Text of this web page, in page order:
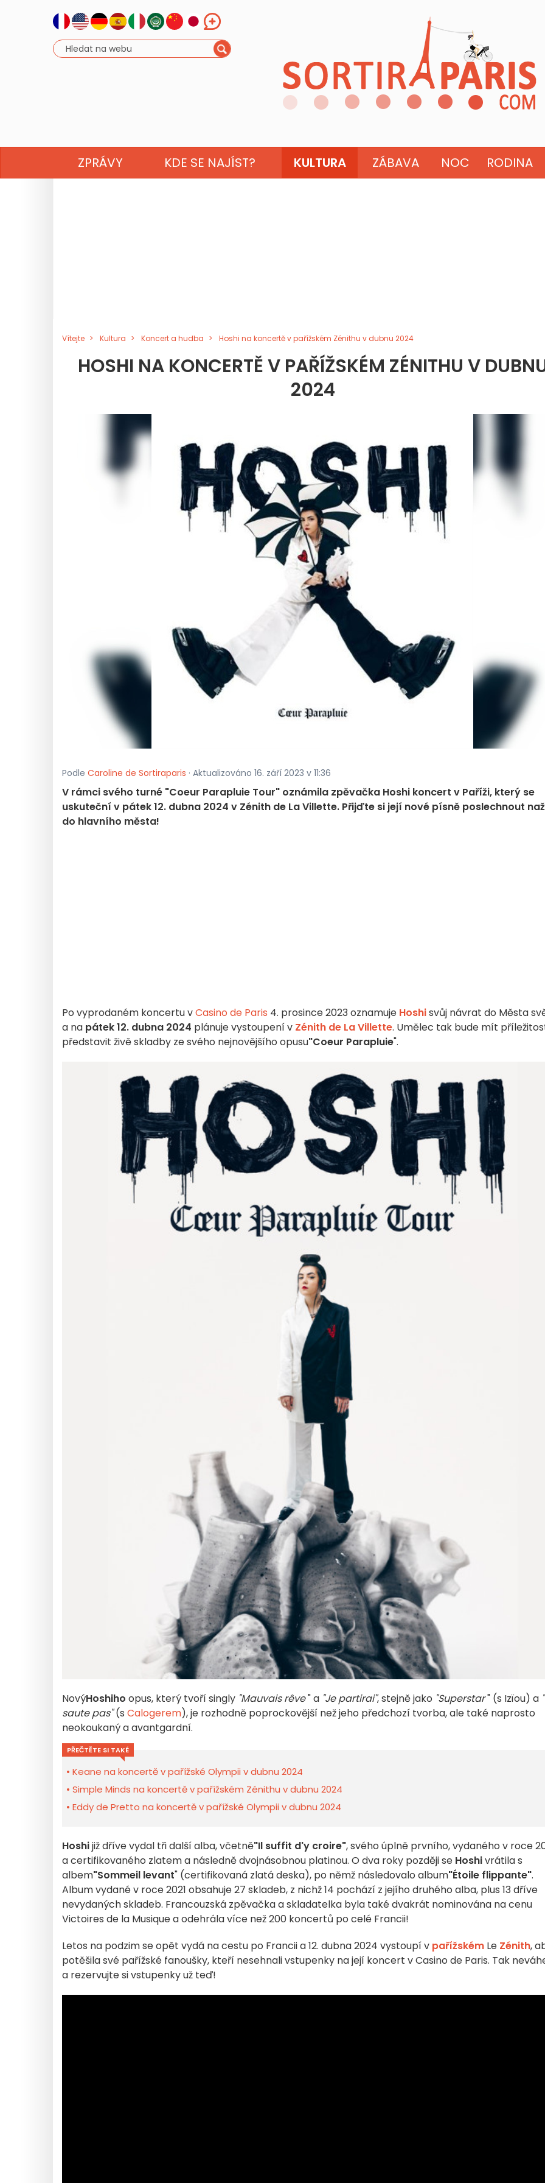
ZPRÁVY KDE SE NAJÍST? KULTURA ZÁBAVA NOC RODINA
Vítejte Kultura Koncert a hudba Hoshi na koncertě v pařížském Zénithu v dubnu 2024
HOSHI NA KONCERTĚ V PAŘÍŽSKÉM ZÉNITHU V
2024
Podle Caroline de Sortiraparis · Aktualizováno 16. září 2023 v 11:36
V rámci svého turné "Coeur Parapluie Tour" oznámila zpěvačka Hoshi koncert v Paříži, který se
uskuteční v pátek 12. dubna 2024 v Zénith de La Villette. Přijďte si její nové písně poslechnout
do hlavního města!
Po vyprodaném koncertu vCasino de Paris 4. prosince 2023 oznamuje Hoshisvůj návrat do Města
a na pátek 12. dubna 2024 plánuje vystoupení v Zénith de La Villette. Umělec tak bude mít
představit živě skladby ze svého nejnovějšího opusu"Coeur Parapluie".
NovýHoshiho opus, který tvoří singly "Mauvais rêve" a "Je partirai", stejně jako "Superstar" (s Izïou) a
saute pas"(s Calogerem), je rozhodně poprockovější než jeho předchozí tvorba, ale také naprosto
neokoukaný a avantgardní.
PŘEČTĚTE SI TAKÉ
Keane na koncertě v pařížské Olympii v dubnu 2024
Simple Minds na koncertě v pařížském Zénithu v dubnu 2024
Eddy de Pretto na koncertě v pařížské Olympii v dubnu 2024
Hoshijiž dříve vydal tři další alba, včetně"Il suffit d'y croire", svého úplně prvního, vydaného v roce
a certifikovaného zlatem a následně dvojnásobnou platinou. O dva roky později se Hoshivrátila s
albem"Sommeil levant" (certifikovaná zlatá deska), po němž následovalo album"Étoile flippante".
Album vydané v roce 2021 obsahuje 27 skladeb, z nichž 14 pochází z jejího druhého alba, plus 13 dříve
nevydaných skladeb. Francouzská zpěvačka a skladatelka byla také dvakrát nominována na cenu
Victoires de la Musique a odehrála více než 200 koncertů po celé Francii!
Letos na podzim se opět vydá na cestu po Francii a 12. dubna 2024 vystoupí v pařížském Le Zénith,
potěšila své pařížské fanoušky, kteří nesehnali vstupenky na její koncert v Casino de Paris. Tak
a rezervujte si vstupenky už teď!